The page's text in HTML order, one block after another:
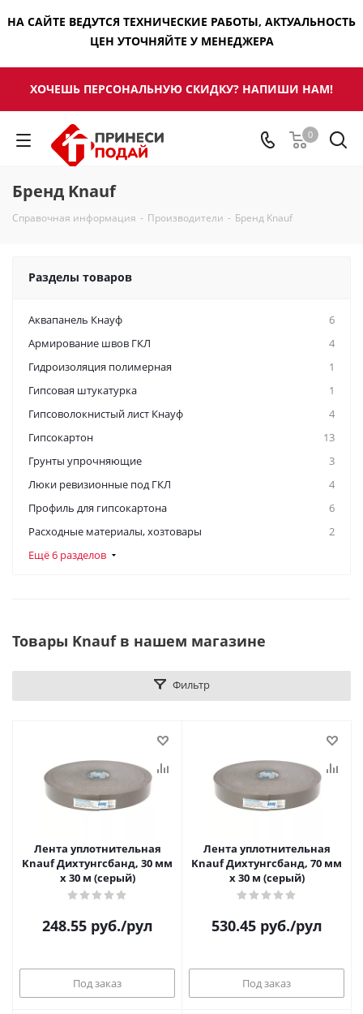
НА САЙТЕ ВЕДУТСЯ ТЕХНИЧЕСКИЕ РАБОТЫ, АКТУАЛЬНОСТЬ
ЦЕН УТОЧНЯЙТЕ У МЕНЕДЖЕРА
ХОЧЕШЬ ПЕРСОНАЛЬНУЮ СКИДКУ? НАПИШИ НАМ!
0
Бренд Knauf
Справочная информация - Производители - Бренд Knauf
Разделы товаров
Аквапанель Кнауф
6
Армирование швов ГКЛ
4
Гидроизоляция полимерная
1
Гипсовая штукатурка
1
Гипсоволокнистый лист Кнауф
4
Гипсокартон
13
Грунты упрочняющие
3
Люки ревизионные под ГКЛ
4
Профиль для гипсокартона
6
Расходные материалы, хозтовары
2
Ещё 6 разделов
Товары Knauf в нашем магазине
Фильтр
Лента уплотнительная
Knauf Дихтунгсбанд, 30 мм
х 30 м (серый)
248.55руб./рул
Под заказ
Лента уплотнительная
Knauf Дихтунгсбанд, 70 мм
х 30 м (серый)
530.45руб./рул
Под заказ